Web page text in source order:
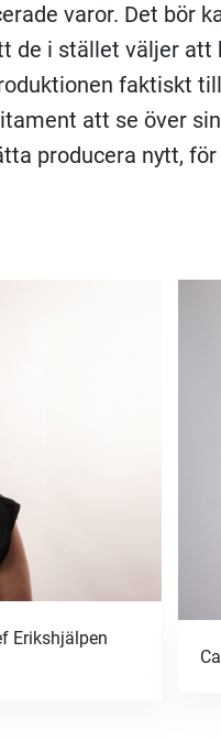
varor. Det bör
de i stället väljer att
faktiskt
att se över
producera nytt,
Erikshjälpen